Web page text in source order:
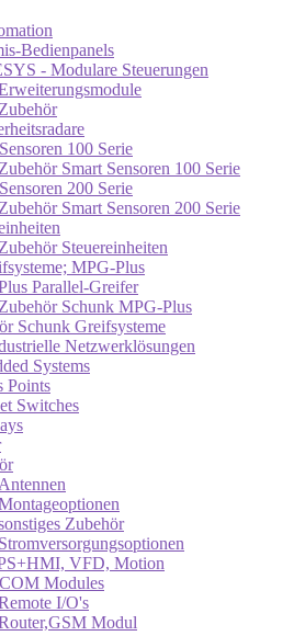
Bedienpanels
- Modulare Steuerungen
Zubehör
100 Serie
Zubehör Smart Sensoren 100 Serie
200 Serie
Zubehör Smart Sensoren 200 Serie
Zubehör Steuereinheiten
MPG-Plus
Parallel-Greifer
Zubehör Schunk MPG-Plus
Schunk Greifsysteme
Netzwerklösungen
Systems
Points
Switches
Antennen
Zubehör
Stromversorgungsoptionen
VFD, Motion
Modules
I/O's
Modul